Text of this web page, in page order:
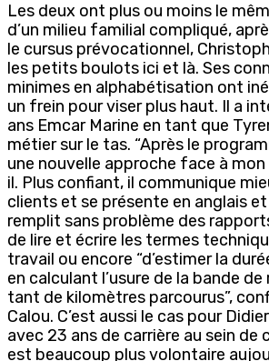
Les deux ont plus ou moins le
d’un milieu familial compliqué,
le cursus prévocationnel,
les petits boulots ici et là. Ses
minimes en alphabétisation ont
un frein pour viser plus haut. Il a
ans Emcar Marine en tant que
métier sur le tas. “Après le
une nouvelle approche face à
il. Plus confiant, il communique
clients et se présente en anglais
remplit sans problème des
de lire et écrire les termes
travail ou encore “d’estimer la
en calculant l’usure de la bande
tant de kilomètres parcourus”,
Calou. C’est aussi le cas pour
avec 23 ans de carrière au sein
est beaucoup plus volontaire